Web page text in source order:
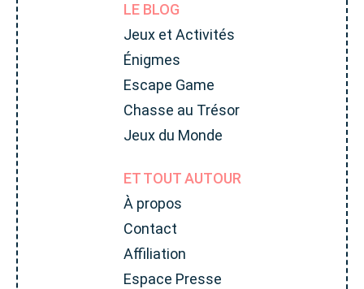
LE BLOG
Jeux et Activités
Énigmes
Escape Game
Chasse au Trésor
Jeux du Monde
ET TOUT AUTOUR
À propos
Contact
Affiliation
Espace Presse